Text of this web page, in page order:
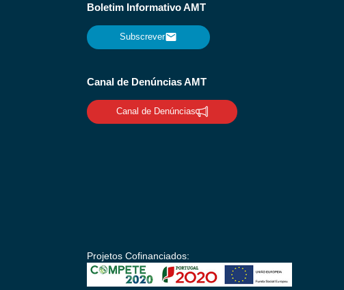
Boletim Informativo AMT
Subscrever
Canal de Denúncias AMT
Canal de Denúncias
Projetos Cofinanciados: